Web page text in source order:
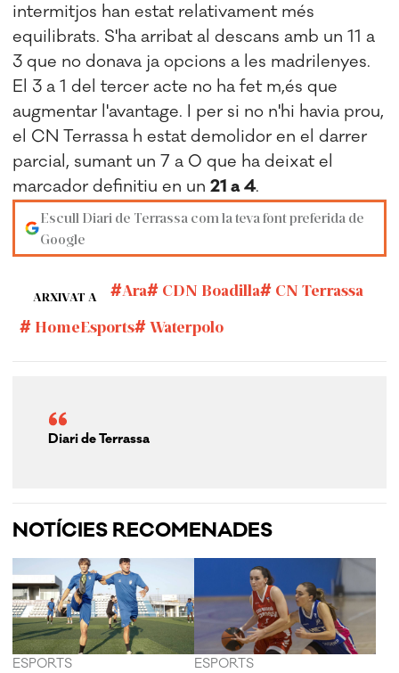
intermitjos han estat relativament més
equilibrats. S'ha arribat al descans amb un 11 a
3 que no donava ja opcions a les madrilenyes.
El 3 a 1 del tercer acte no ha fet m,és que
augmentar l'avantage. I per si no n'hi havia prou,
el CN Terrassa h estat demolidor en el darrer
parcial, sumant un 7 a 0 que ha deixat el
marcador definitiu en un21 a 4.
Escull Diari de Terrassa com la teva font preferida de
Google
ARXIVAT A Ara CDN Boadilla
CN Terrassa
HomeEsports
Waterpolo
Diari de Terrassa
NOTÍCIES RECOMENADES
ESPORTS ESPORTS